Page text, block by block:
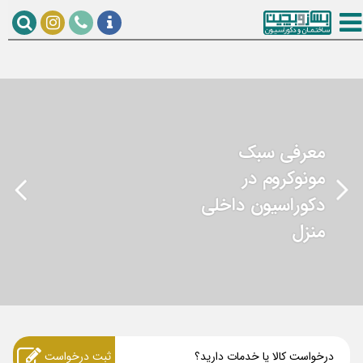
معرفی سبک
مونوکروم در
دکوراسیون داخلی
منزل
درخواست کالا یا خدمات دارید؟ ثبت درخواست